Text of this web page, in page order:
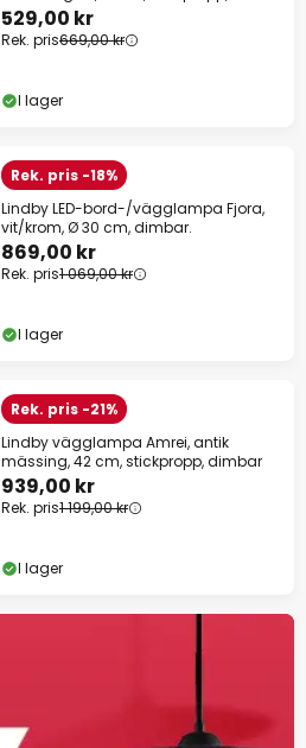
dimbar
529,00 kr
Rek. pris669,00 kr
I lager
Rek. pris -18%
Lindby LED-bord-/vägglampa Fjora,
vit/krom, Ø 30 cm, dimbar.
869,00 kr
Rek. pris1 069,00 kr
I lager
Rek. pris -21%
Lindby vägglampa Amrei, antik
mässing, 42 cm, stickpropp, dimbar
939,00 kr
Rek. pris1 199,00 kr
I lager